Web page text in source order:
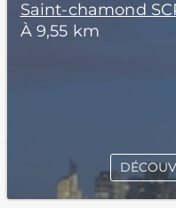
Saint-chamond
À 9,55 km